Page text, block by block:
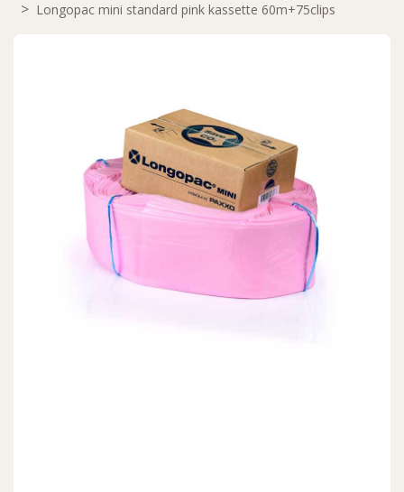
Longopac mini standard pink kassette 60m+75clips